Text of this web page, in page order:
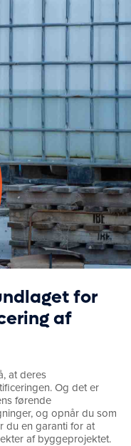
for
af
at deres
Og det er
førende
og opnår du som
du en garanti for at
af byggeprojektet.